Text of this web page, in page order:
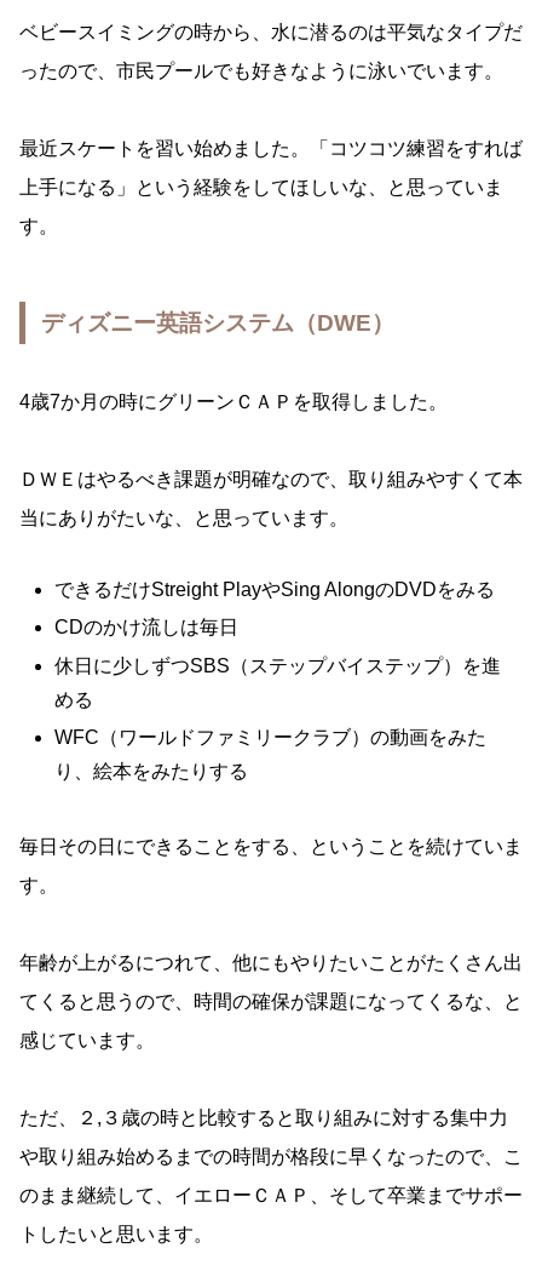
ベビースイミングの時から、水に潜るのは平気なタイプだ
ったので、市民プールでも好きなように泳いでいます。
最近スケートを習い始めました。「コツコツ練習をすれば
上手になる」という経験をしてほしいな、と思っていま
す。
ディズニー英語システム（DWE）
4歳7か月の時にグリーンＣＡＰを取得しました。
ＤＷＥはやるべき課題が明確なので、取り組みやすくて本
当にありがたいな、と思っています。
できるだけStreight PlayやSing AlongのDVDをみる
CDのかけ流しは毎日
休日に少しずつSBS（ステップバイステップ）を進
める
WFC（ワールドファミリークラブ）の動画をみた
り、絵本をみたりする
毎日その日にできることをする、ということを続けていま
す。
年齢が上がるにつれて、他にもやりたいことがたくさん出
てくると思うので、時間の確保が課題になってくるな、と
感じています。
ただ、２,３歳の時と比較すると取り組みに対する集中力
や取り組み始めるまでの時間が格段に早くなったので、こ
のまま継続して、イエローＣＡＰ、そして卒業までサポー
トしたいと思います。